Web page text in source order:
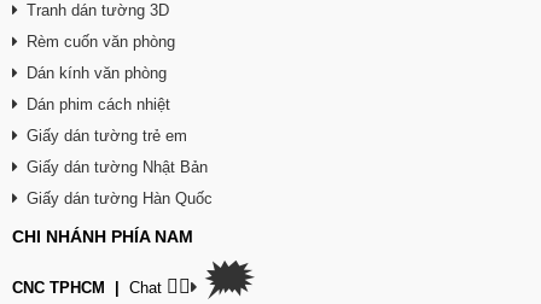
Tranh dán tường 3D
Rèm cuốn văn phòng
Dán kính văn phòng
Dán phim cách nhiệt
Giấy dán tường trẻ em
Giấy dán tường Nhật Bản
Giấy dán tường Hàn Quốc
CHI NHÁNH PHÍA NAM
CNC TPHCM Chat 👉🏽 🗯